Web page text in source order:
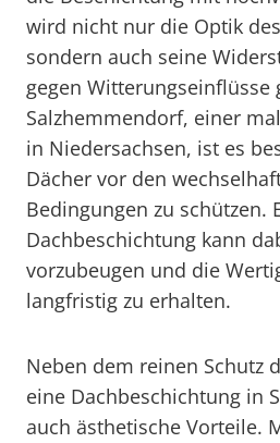
wird nicht nur die Optik
sondern auch seine
gegen Witterungseinflüsse
Salzhemmendorf, einer
in Niedersachsen, ist es
Dächer vor den
Bedingungen zu schützen.
Dachbeschichtung kann
vorzubeugen und die
langfristig zu erhalten.
Neben dem reinen Schutz
eine Dachbeschichtung in
auch ästhetische Vorteile.